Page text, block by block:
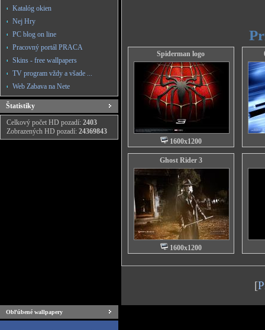
Katalóg okien
Nej Hry
PC blog on line
Pracovný portál PRACA
Skins - free wallpapers
TV program vždy a všade ...
Web Zabava na Nete
Štatistiky
Celkový počet HD pozadí: 2403
Zobrazených HD pozadí: 24369843
Spiderman logo
1600x1200
Ghost Rider 3
1600x1200
[
Obľúbené wallpapery